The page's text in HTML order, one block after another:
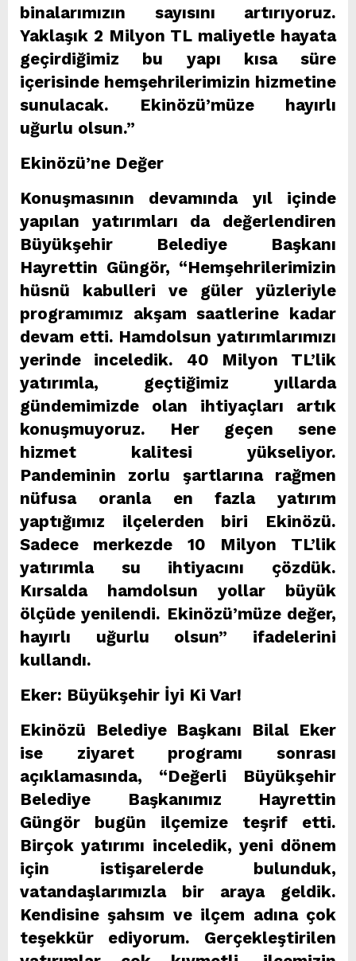
binalarımızın sayısını artırıyoruz.
Yaklaşık 2 Milyon TL maliyetle hayata
geçirdiğimiz bu yapı kısa süre
içerisinde hemşehrilerimizin hizmetine
sunulacak. Ekinözü’müze hayırlı
uğurlu olsun.”
Ekinözü’ne Değer
Konuşmasının devamında yıl içinde
yapılan yatırımları da değerlendiren
Büyükşehir Belediye Başkanı
Hayrettin Güngör, “Hemşehrilerimizin
hüsnü kabulleri ve güler yüzleriyle
programımız akşam saatlerine kadar
devam etti. Hamdolsun yatırımlarımızı
yerinde inceledik. 40 Milyon TL’lik
yatırımla, geçtiğimiz yıllarda
gündemimizde olan ihtiyaçları artık
konuşmuyoruz. Her geçen sene
hizmet kalitesi yükseliyor.
Pandeminin zorlu şartlarına rağmen
nüfusa oranla en fazla yatırım
yaptığımız ilçelerden biri Ekinözü.
Sadece merkezde 10 Milyon TL’lik
yatırımla su ihtiyacını çözdük.
Kırsalda hamdolsun yollar büyük
ölçüde yenilendi. Ekinözü’müze değer,
hayırlı uğurlu olsun” ifadelerini
kullandı.
Eker: Büyükşehir İyi Ki Var!
Ekinözü Belediye Başkanı Bilal Eker
ise ziyaret programı sonrası
açıklamasında, “Değerli Büyükşehir
Belediye Başkanımız Hayrettin
Güngör bugün ilçemize teşrif etti.
Birçok yatırımı inceledik, yeni dönem
için istişarelerde bulunduk,
vatandaşlarımızla bir araya geldik.
Kendisine şahsım ve ilçem adına çok
teşekkür ediyorum. Gerçekleştirilen